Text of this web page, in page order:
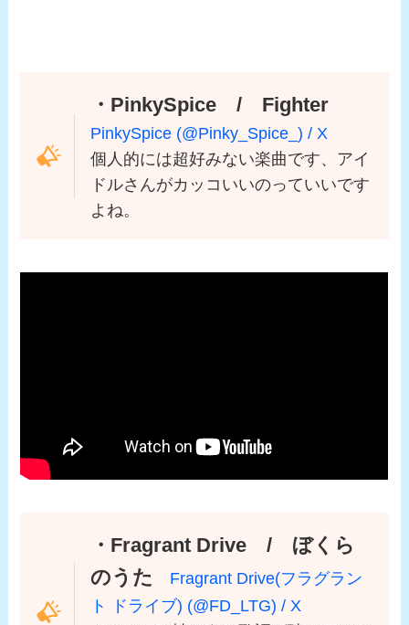
・PinkySpice / Fighter
PinkySpice (@Pinky_Spice_) / X
個人的には超好みない楽曲です、アイ
ドルさんがカッコいいのっていいです
よね。
・Fragrant Drive / ぼくら
のうた
Fragrant Drive(フラグラン
ト ドライブ) (@FD_LTG) / X